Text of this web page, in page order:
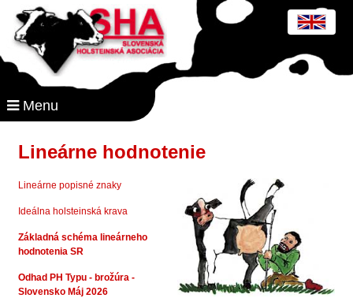
Menu
Lineárne hodnotenie
Lineárne popisné znaky
Ideálna holsteinská krava
Základná schéma lineárneho
hodnotenia SR
Odhad PH Typu - brožúra -
Slovensko Máj 2026